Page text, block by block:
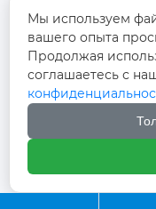

район
Шаньдун
winston-
+86-
 +86
Мы используем
вашего опыта
Продолжая
соглашаетесь с